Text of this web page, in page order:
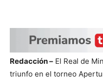
Redacción – El Real de
triunfo en el torneo